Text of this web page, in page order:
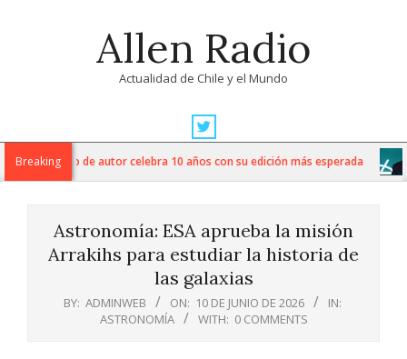
Allen Radio
Actualidad de Chile y el Mundo
Navigation
MenuBreaking
del vino de autor celebra 10 años con su edición más esperada
Astronomía: ESA aprueba la misión
Arrakihs para estudiar la historia de
las galaxias
BY: ADMINWEB ON: 10 DE JUNIO DE 2026
IN:
ASTRONOMÍA
WITH: 0 COMMENTS